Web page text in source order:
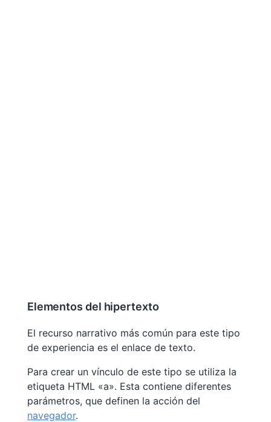
Elementos del hipertexto
El recurso narrativo más común para este tipo
de experiencia es el enlace de texto.
Para crear un vínculo de este tipo se utiliza la
etiqueta HTML «a». Esta contiene diferentes
parámetros, que definen la acción del
navegador.